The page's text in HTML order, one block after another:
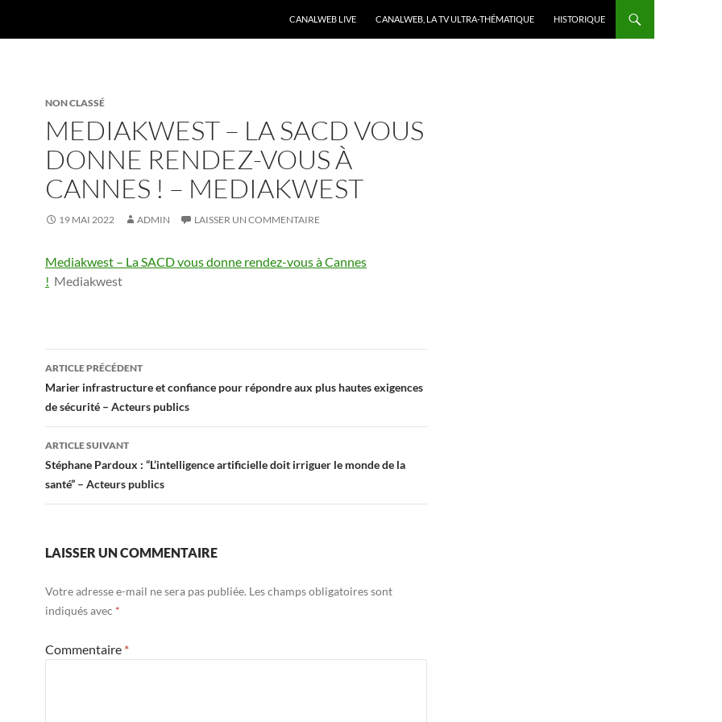
CANALWEB LIVE CANALWEB, LA TV ULTRA-THÉMATIQUE HISTORIQUE
NON CLASSÉ
MEDIAKWEST – LA SACD VOUS
DONNE RENDEZ-VOUS À
CANNES ! – MEDIAKWEST
19 MAI 2022 ADMIN LAISSER UN COMMENTAIRE
Mediakwest – La SACD vous donne rendez-vous à Cannes
! Mediakwest
Navigation
des
articles
ARTICLE PRÉCÉDENT
Marier infrastructure et confiance pour répondre aux plus hautes exigences
de sécurité – Acteurs publics
ARTICLE SUIVANT
Stéphane Pardoux : “L’intelligence artificielle doit irriguer le monde de la
santé” – Acteurs publics
LAISSER UN COMMENTAIRE
Votre adresse e-mail ne sera pas publiée. Les champs obligatoires sont
indiqués avec *
Commentaire *